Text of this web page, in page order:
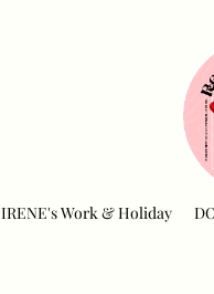
IRENE's Work & Holiday